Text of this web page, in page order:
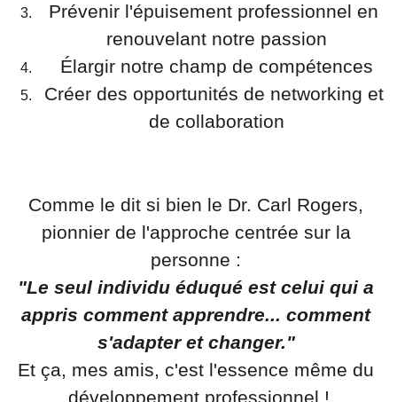
Prévenir l'épuisement professionnel en
renouvelant notre passion
Élargir notre champ de compétences
Créer des opportunités de networking et
de collaboration
Comme le dit si bien le Dr. Carl Rogers,
pionnier de l'approche centrée sur la
personne :
"Le seul individu éduqué est celui qui a
appris comment apprendre... comment
s'adapter et changer."
Et ça, mes amis, c'est l'essence même du
développement professionnel !